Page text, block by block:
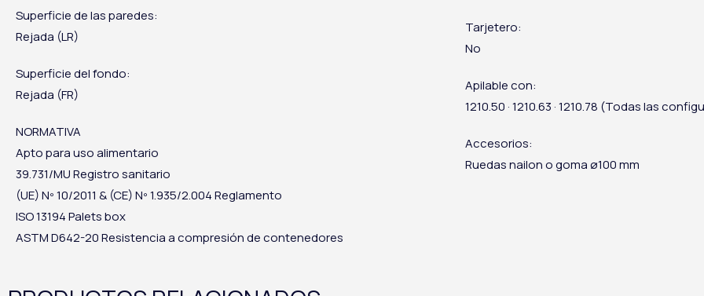
Superficie de las paredes:
Rejada (LR)
Superficie del fondo:
Rejada (FR)
NORMATIVA
Apto para uso alimentario
39.731/MU Registro sanitario
(UE) Nº 10/2011 & (CE)Nº 1.935/2.004 Reglamento
ISO 13194 Palets box
ASTM D642-20 Resistencia a compresión de contenedores
Tarjetero:
No
Apilable con:
1210.50 · 1210.63 · 1210.78 (Todas las
Accesorios:
Ruedas nailon o goma ø100 mm